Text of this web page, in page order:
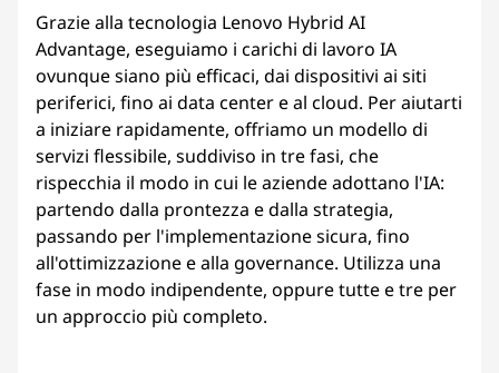
Grazie alla tecnologia Lenovo Hybrid AI
Advantage, eseguiamo i carichi di lavoro IA
ovunque siano più efficaci, dai dispositivi ai siti
periferici, fino ai data center e al cloud. Per aiutarti
a iniziare rapidamente, offriamo un modello di
servizi flessibile, suddiviso in tre fasi, che
rispecchia il modo in cui le aziende adottano l'IA:
partendo dalla prontezza e dalla strategia,
passando per l'implementazione sicura, fino
all'ottimizzazione e alla governance. Utilizza una
fase in modo indipendente, oppure tutte e tre per
un approccio più completo.